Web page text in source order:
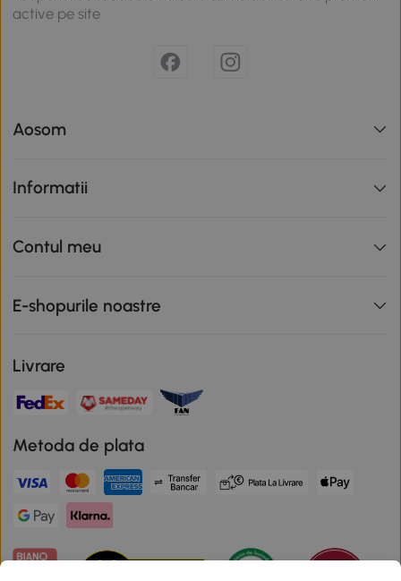
active pe site
Aosom
Informatii
Contul meu
E-shopurile noastre
Livrare
Metoda de plata